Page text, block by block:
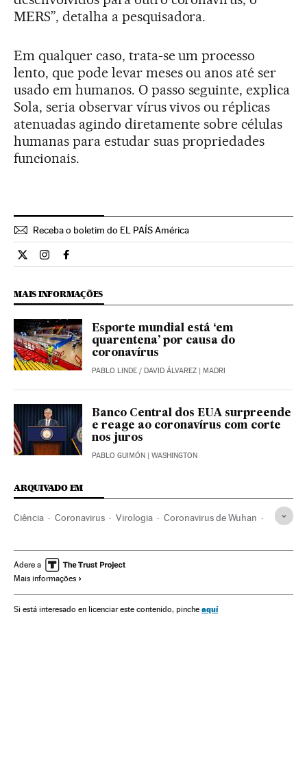
MERS”, detalha a pesquisadora.
Em qualquer caso, trata-se um processo
lento, que pode levar meses ou anos até ser
usado em humanos. O passo seguinte, explica
Sola, seria observar vírus vivos ou réplicas
atenuadas agindo diretamente sobre células
humanas para estudar suas propriedades
funcionais.
Receba o boletim do EL PAÍS América
Ciencia El País Brasil en Twitter
Ciencia El País Brasil en Instagram
Ciencia El País Brasil en Facebook
MAIS INFORMAÇÕES
Esporte mundial está ‘em
quarentena’ por causa do
coronavírus
PABLO LINDE / DAVID ÁLVAREZ | MADRI
Banco Central dos EUA surpreende
e reage ao coronavírus com corte
nos juros
PABLO GUIMÓN | WASHINGTON
ARQUIVADO EM
Ciência Coronavirus Virologia Coronavirus de Wuhan
Investigação médica Saúde
Investigação científica
Adere a
Mais informações
Si está interesado en licenciar este contenido, pinche aquí